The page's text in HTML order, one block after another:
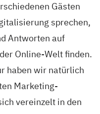
Gästen
sprechen,
Antworten auf
Online-Welt finden.
haben wir natürlich
Marketing-
vereinzelt in den